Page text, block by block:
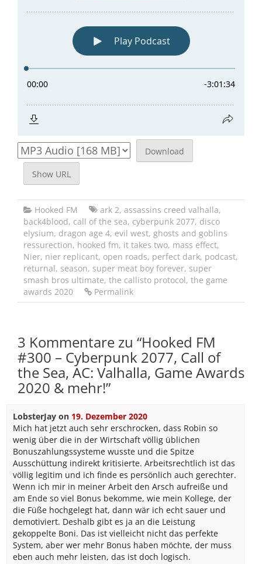
Download
Show URL
Hooked FM ark 2, assassins creed valhalla,
back4blood, call of the sea, cyberpunk 2077, disco
elysium, dragon age 4, evil west, ghosts and goblins
ressurection, hooked fm, it takes two, mass effect,
Nier, nier replicant, open roads, perfect dark, podcast,
returnal, season, super meat boy forever, super
smash bros ultimate, the callisto protocol, the game
awards 2020
Permalink
3 Kommentare zu “Hooked FM
#300 – Cyberpunk 2077, Call of
the Sea, AC: Valhalla, Game Awards
2020 & mehr!”
LobsterJayon 19. Dezember 2020
Mich hat jetzt auch sehr erschrocken, dass Robin so
wenig über die in der Wirtschaft völlig üblichen
Bonuszahlungssysteme wusste und die Spitze
Ausschüttung indirekt kritisierte. Arbeitsrechtlich ist das
völlig legitim und ich finde es persönlich auch gerechter.
Wenn ich mir in meiner Arbeit den Arsch aufreiße und
am Ende so viel Bonus bekomme, wie mein Kollege, der
die Füße hochgelegt hat, dann wär ich echt sauer und
demotiviert. Deshalb gibt es ja an die Leistung
gekoppelte Boni. Das ist vielleicht nicht das perfekte
System, aber wer mehr Bonus haben möchte, der muss
eben auch mehr leisten, das ist doch logisch.